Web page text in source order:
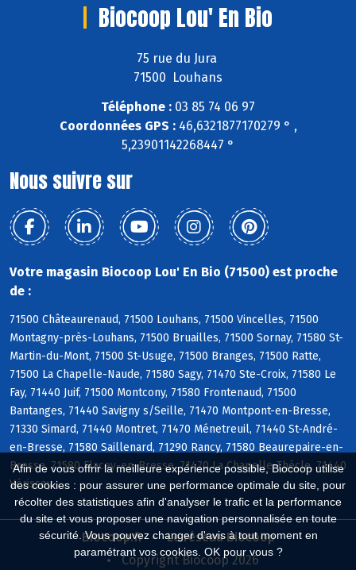
Afin de vous offrir la meilleure expérience possible, Biocoop utilise
des cookies : pour assurer une performance optimale du site, pour
récolter des statistiques afin d'analyser le trafic et la performance
du site et vous proposer une navigation personnalisée en toute
sécurité. Vous pouvez changer d'avis à tout moment en
paramétrant vos cookies. OK pour vous ?
Biocoop Lou' En Bio
75 rue du Jura
71500 Louhans
Téléphone : 03 85 74 06 97
Coordonnées GPS :46,6321877170279 ° ,
5,23901142268447 °
Nous suivre sur
Votre magasin Biocoop Lou' En Bio (71500) est proche
de :
71500 Châteaurenaud, 71500 Louhans, 71500 Vincelles, 71500
Montagny-près-Louhans, 71500 Bruailles, 71500 Sornay, 71580 St-
Martin-du-Mont, 71500 St-Usuge, 71500 Branges, 71500 Ratte,
71500 La Chapelle-Naude, 71580 Sagy, 71470 Ste-Croix, 71580 Le
Fay, 71440 Juif, 71500 Montcony, 71580 Frontenaud, 71500
Bantanges, 71440 Savigny s/Seille, 71470 Montpont-en-Bresse,
71330 Simard, 71440 Montret, 71470 Ménetreuil, 71440 St-André-
en-Bresse, 71580 Saillenard, 71290 Rancy, 71580 Beaurepaire-en-
Bresse, 71580 Flacey-en-Bresse, 71470 La Chapelle-Thècle, 71440
Vérissey
Biocoop.fr
Le réseau Biocoop
Copyright Biocoop 2026